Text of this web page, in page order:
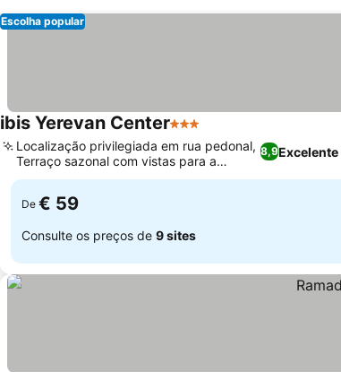
Escolha popular
ibis Yerevan Center3 Estrelas
8,9Excelente
Localização privilegiada em rua pedonal,
Terraço sazonal com vistas para a
Avenida Norte
De € 59
Consulte os preços de 9 sites